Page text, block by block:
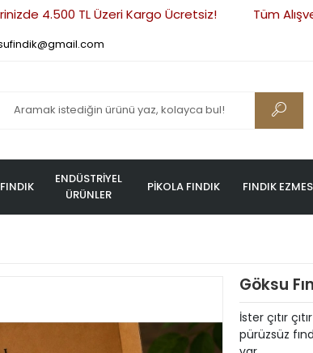
4.500 TL Üzeri Kargo Ücretsiz! Tüm
ENDÜSTRİYEL
ÜRÜNLER
PİKOLA FINDIK FINDIK
Göksu
İster çıtır
pürüzsüz